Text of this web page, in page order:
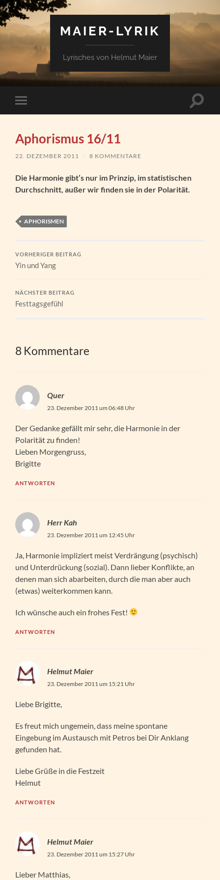
MAIER-LYRIK
Lyrisches von Helmut Maier
Mobile-
Menü
Aphorismus 16/11
22. DEZEMBER 2011 / 8 KOMMENTARE
Die Harmonie gibt’s nur im Prinzip, im statistischen
Durchschnitt, außer wir finden sie in der Polarität.
APHORISMEN
VORHERIGER BEITRAG
Yin und Yang
NÄCHSTER BEITRAG
Festtagsgefühl
8 Kommentare
Quer
23. Dezember 2011 um 06:48 Uhr
Der Gedanke gefällt mir sehr, die Harmonie in der
Polarität zu finden!
Lieben Morgengruss,
Brigitte
ANTWORTEN
Herr Kah
23. Dezember 2011 um 12:45 Uhr
Ja, Harmonie impliziert meist Verdrängung (psychisch)
und Unterdrückung (sozial). Dann lieber Konflikte, an
denen man sich abarbeiten, durch die man aber auch
(etwas) weiterkommen kann.
Ich wünsche auch ein frohes Fest!
ANTWORTEN
Helmut Maier
23. Dezember 2011 um 15:21 Uhr
Liebe Brigitte,
Es freut mich ungemein, dass meine spontane
Eingebung im Austausch mit Petros bei Dir Anklang
gefunden hat.
Liebe Grüße in die Festzeit
Helmut
ANTWORTEN
Helmut Maier
23. Dezember 2011 um 15:27 Uhr
Lieber Matthias,